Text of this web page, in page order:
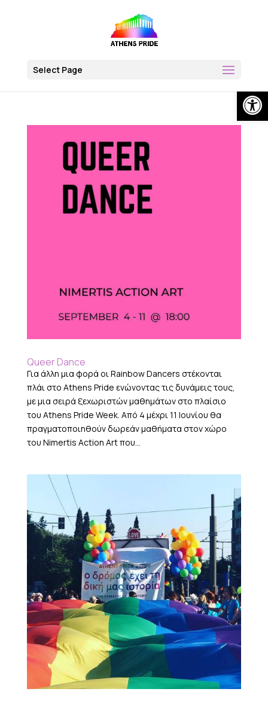
Select Page
Queer Dance
Για άλλη μια φορά οι Rainbow Dancers στέκονται
πλάι στο Athens Pride ενώνοντας τις δυνάμεις τους,
με μια σειρά ξεχωριστών μαθημάτων στο πλαίσιο
του Athens Pride Week. Από 4 μέχρι 11 Ιουνίου θα
πραγματοποιηθούν δωρεάν μαθήματα στον χώρο
του Nimertis Action Art που...